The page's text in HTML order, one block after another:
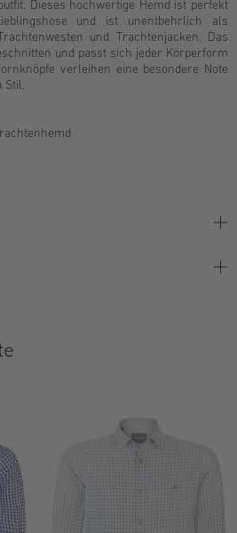
Dieses hochwertige Hemd ist perfekt
und ist unentbehrlich als
und Trachtenjacken. Das
und passt sich jeder Körperform
verleihen eine besondere Note